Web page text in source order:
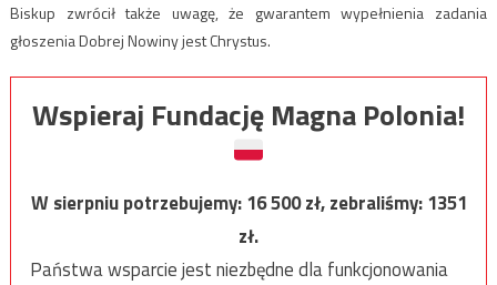
Biskup zwrócił także uwagę, że gwarantem wypełnienia zadania
głoszenia Dobrej Nowiny jest Chrystus.
Wspieraj Fundację Magna Polonia!
W sierpniu potrzebujemy:16 500zł, zebraliśmy:1351
zł.
Państwa wsparcie jest niezbędne dla funkcjonowania